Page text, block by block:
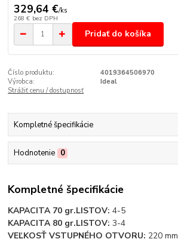
329,64 €/ks
268 € bez DPH
Pridať do košíka
Číslo produktu:
4019364506970
Výrobca:
Ideal
Strážiť cenu / dostupnosť
Kompletné špecifikácie
Hodnotenie 0
Kompletné špecifikácie
KAPACITA 70 gr.LISTOV: 4-5
KAPACITA 80 gr.LISTOV: 3-4
VEĽKOSŤ VSTUPNÉHO OTVORU: 220 mm